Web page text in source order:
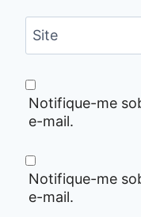
Site
Notifique-me
e-mail.
Notifique-me
e-mail.